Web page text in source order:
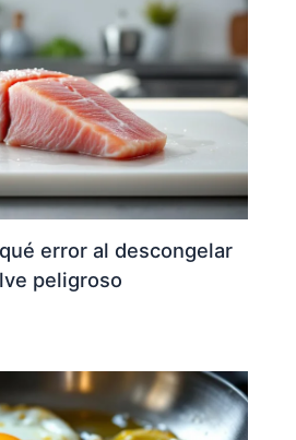
error al descongelar
peligroso